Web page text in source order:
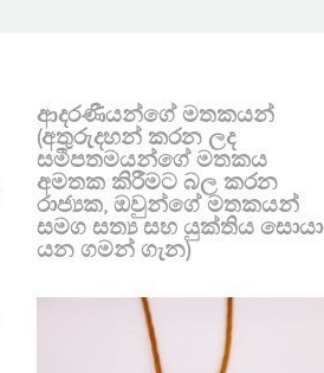
ආදරණීයන්ගේ මතකයන්
(අතුරුදහන් කරන ලද
සමීපතමයන්ගේ මතකය
අමතක කිරීමට බල කරන
රාජ්‍යක, ඔවුන්ගේ මතකයන්
සමග සත්‍ය සහ යුක්තිය සොයා
යන ගමන් ගැන)